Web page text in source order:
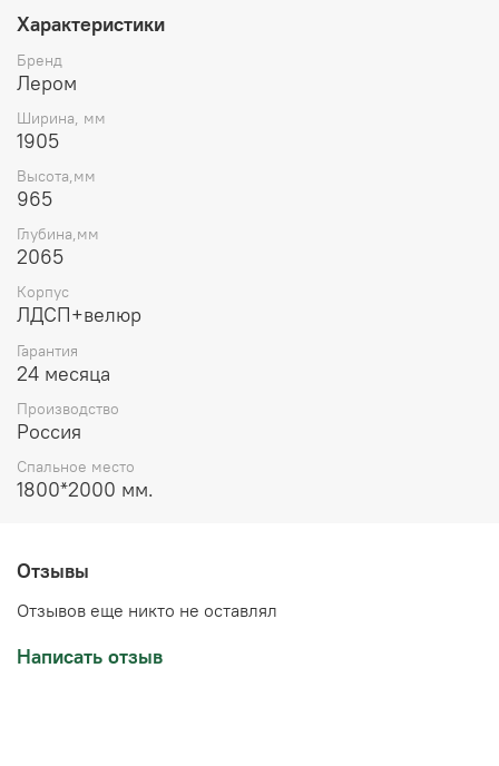
производителя на целых 24 месяца и отечественное
производство подчеркивают безупречное качество
кровати «Карина». Выбор очевиден!
Характеристики
Бренд
Лером
Ширина, мм
1905
Высота,мм
965
Глубина,мм
2065
Корпус
ЛДСП+велюр
Гарантия
24 месяца
Производство
Россия
Спальное место
1800*2000 мм.
Отзывы
Отзывов еще никто не оставлял
Написать отзыв